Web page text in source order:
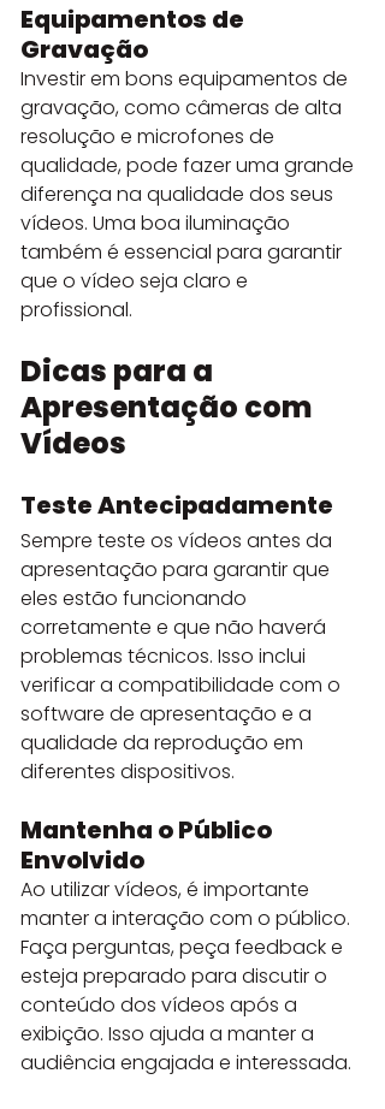
Equipamentos de
Gravação
Investir em bons equipamentos de
gravação, como câmeras de alta
resolução e microfones de
qualidade, pode fazer uma grande
diferença na qualidade dos seus
vídeos. Uma boa iluminação
também é essencial para garantir
que o vídeo seja claro e
profissional.
Dicas para a
Apresentação com
Vídeos
Teste Antecipadamente
Sempre teste os vídeos antes da
apresentação para garantir que
eles estão funcionando
corretamente e que não haverá
problemas técnicos. Isso inclui
verificar a compatibilidade com o
software de apresentação e a
qualidade da reprodução em
diferentes dispositivos.
Mantenha o Público
Envolvido
Ao utilizar vídeos, é importante
manter a interação com o público.
Faça perguntas, peça feedback e
esteja preparado para discutir o
conteúdo dos vídeos após a
exibição. Isso ajuda a manter a
audiência engajada e interessada.